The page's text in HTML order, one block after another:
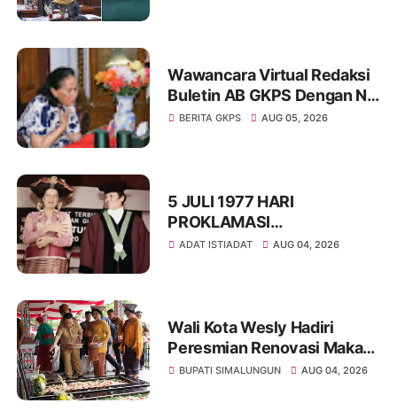
Wawancara Virtual Redaksi
Buletin AB GKPS Dengan Ny
St RK Purba Pakpak Boru
BERITA GKPS AUG 05, 2026
5 JULI 1977 HARI
PROKLAMASI
KEMERDEKAAN BAHASA
ADAT ISTIADAT AUG 04, 2026
Wali Kota Wesly Hadiri
Peresmian Renovasi Makam
dr. Djasamen Saragih, Ajak
BUPATI SIMALUNGUN AUG 04, 2026